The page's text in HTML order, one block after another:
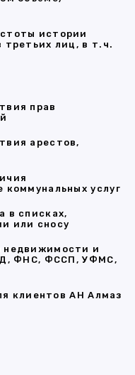
истории
лиц, в т.ч.
прав
арестов,
услуг
в списках,
или сносу
недвижимости и
ФНС, ФССП, УФМС,
клиентов АН Алмаз